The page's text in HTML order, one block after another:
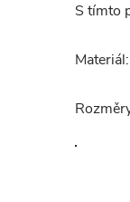
S tímto